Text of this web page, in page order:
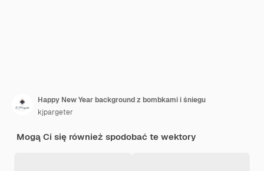
Happy New Year background z bombkami i śniegu
kjpargeter
Mogą Ci się również spodobać te wektory